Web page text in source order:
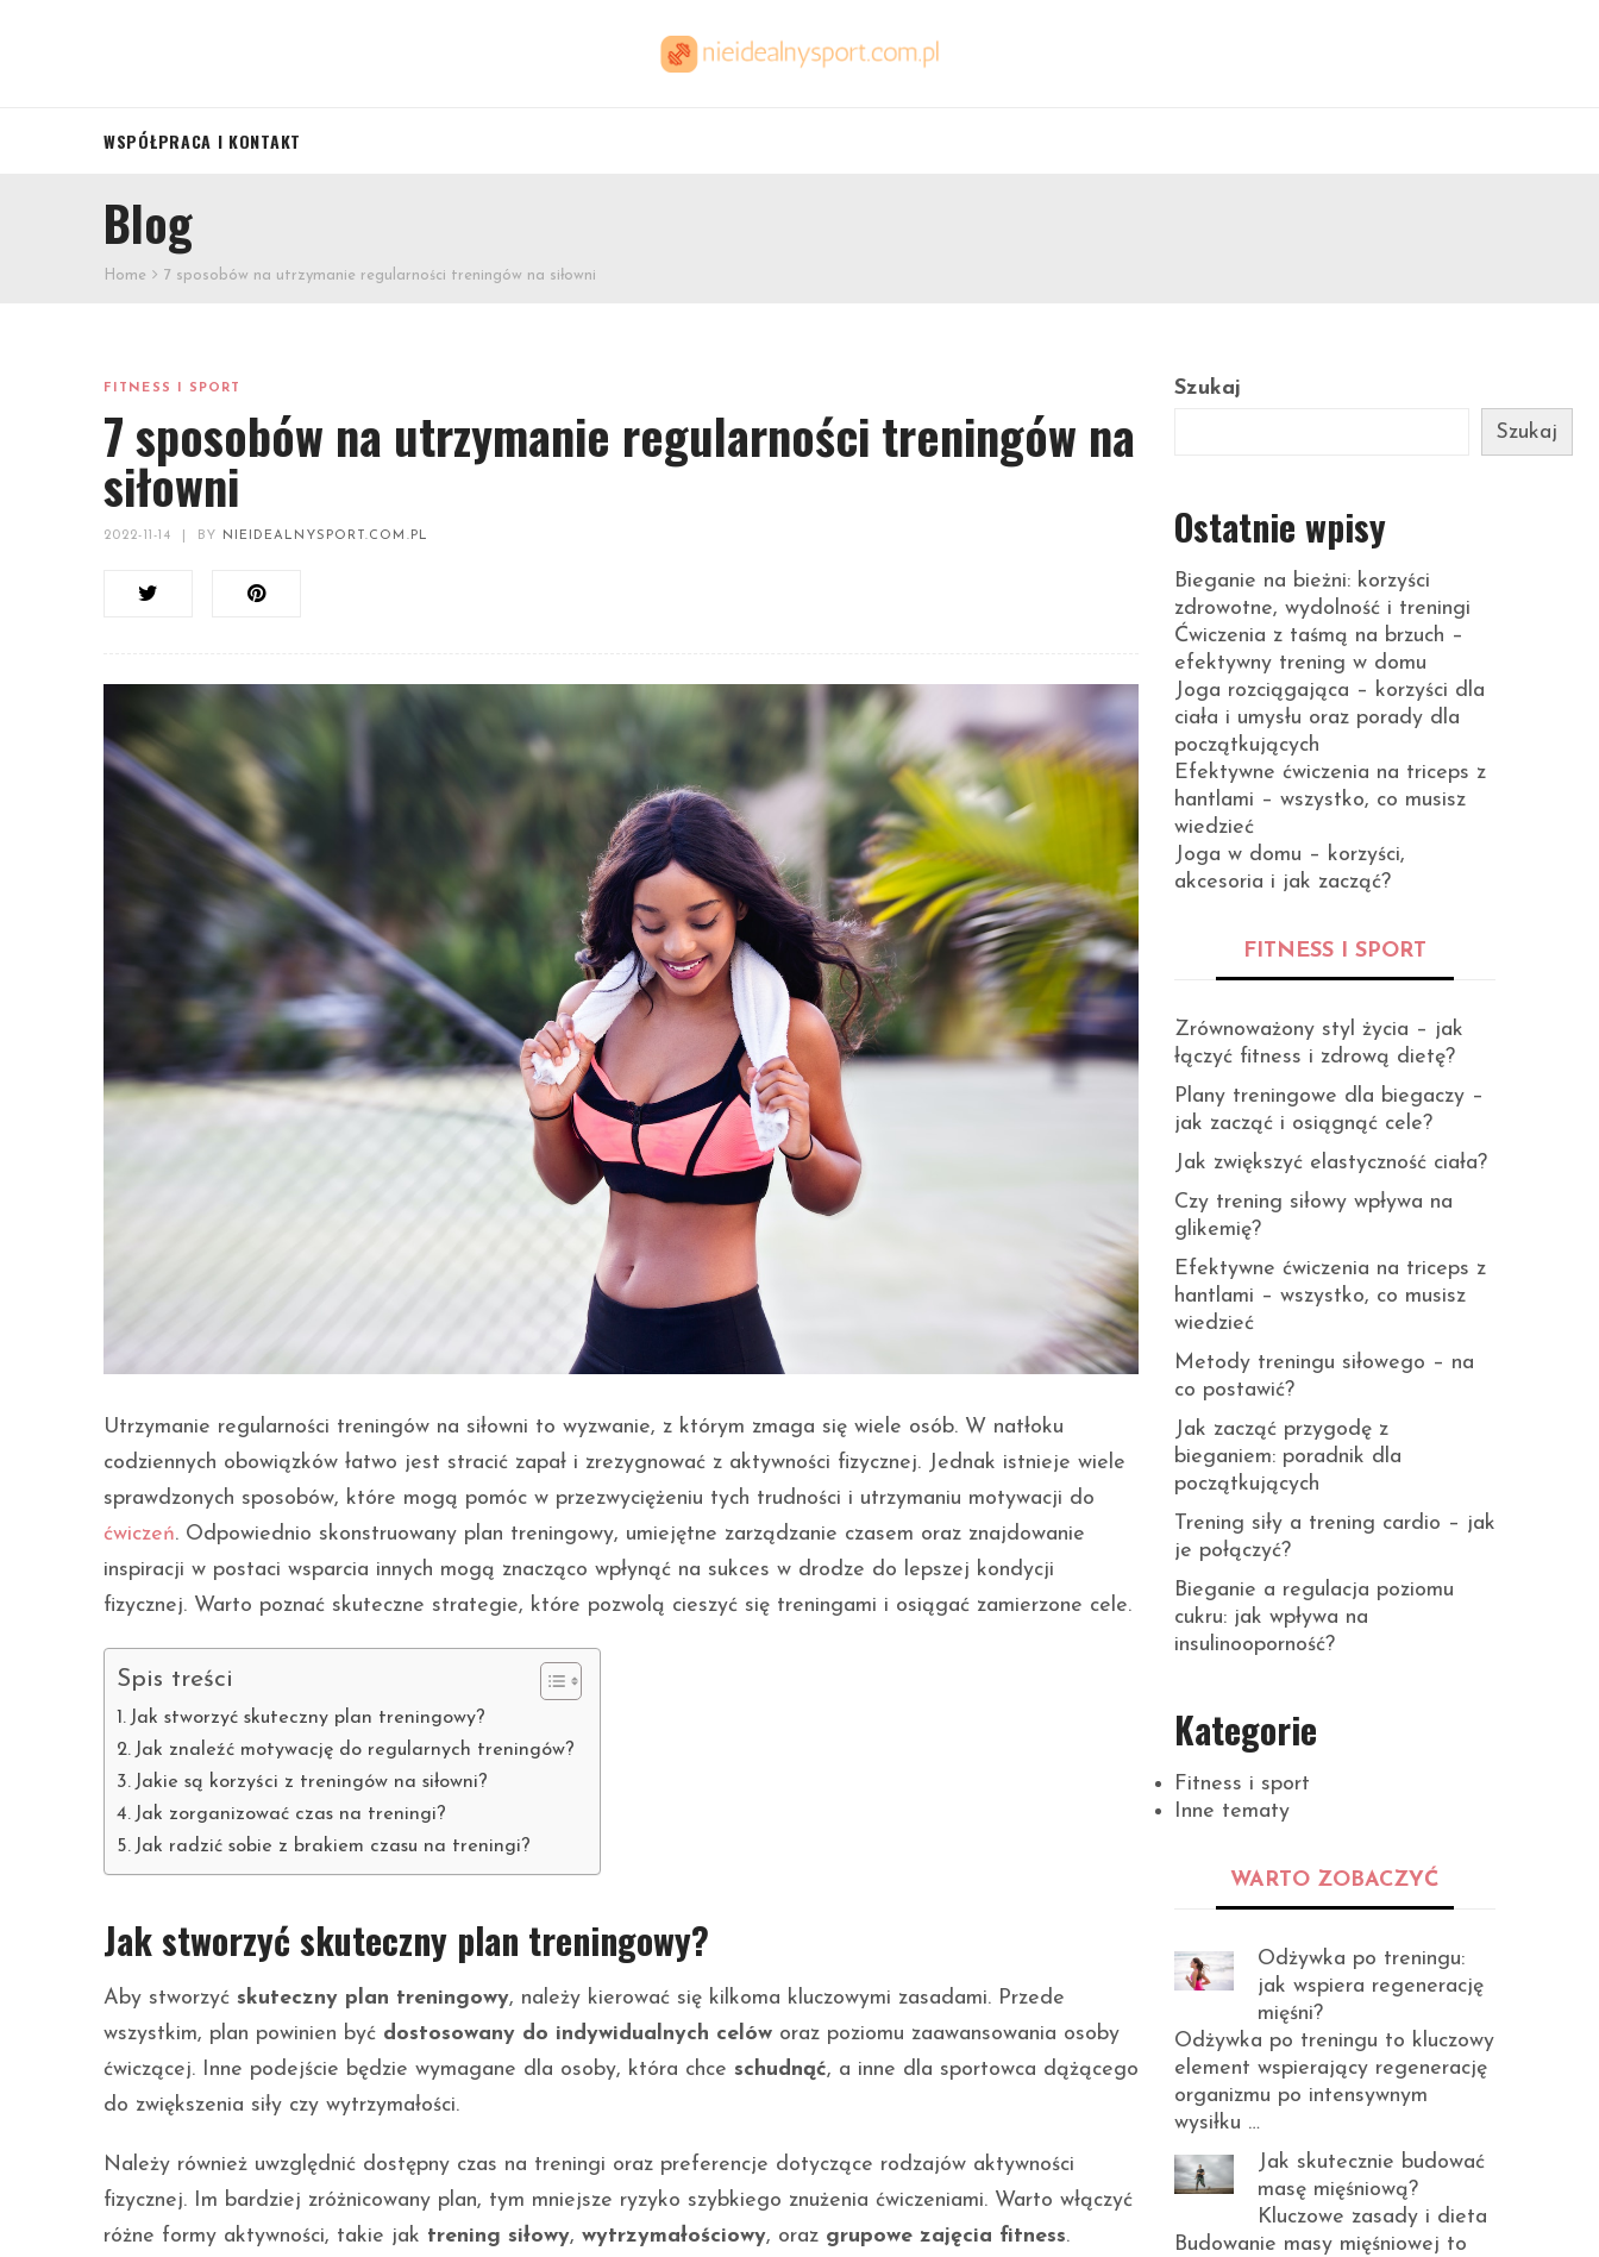
WSPÓŁPRACA I KONTAKT
Blog
Home 7 sposobów na utrzymanie regularności treningów na siłowni
FITNESS I SPORT
7 sposobów na utrzymanie regularności treningów na
siłowni
2022-11-14 BY NIEIDEALNYSPORT.COM.PL
Utrzymanie regularności treningów na siłowni to wyzwanie, z którym zmaga się wiele osób. W natłoku
codziennych obowiązków łatwo jest stracić zapał i zrezygnować z aktywności fizycznej. Jednak istnieje wiele
sprawdzonych sposobów, które mogą pomóc w przezwyciężeniu tych trudności i utrzymaniu motywacji do
ćwiczeń. Odpowiednio skonstruowany plan treningowy, umiejętne zarządzanie czasem oraz znajdowanie
inspiracji w postaci wsparcia innych mogą znacząco wpłynąć na sukces w drodze do lepszej kondycji
fizycznej. Warto poznać skuteczne strategie, które pozwolą cieszyć się treningami i osiągać zamierzone cele.
Spis treści
Jak stworzyć skuteczny plan treningowy?
Jak znaleźć motywację do regularnych treningów?
Jakie są korzyści z treningów na siłowni?
Jak zorganizować czas na treningi?
Jak radzić sobie z brakiem czasu na treningi?
Jak stworzyć skuteczny plan treningowy?
Aby stworzyć skuteczny plan treningowy, należy kierować się kilkoma kluczowymi zasadami. Przede
wszystkim, plan powinien być dostosowany do indywidualnych celów oraz poziomu zaawansowania osoby
ćwiczącej. Inne podejście będzie wymagane dla osoby, która chce schudnąć, a inne dla sportowca dążącego
do zwiększenia siły czy wytrzymałości.
Należy również uwzględnić dostępny czas na treningi oraz preferencje dotyczące rodzajów aktywności
fizycznej. Im bardziej zróżnicowany plan, tym mniejsze ryzyko szybkiego znużenia ćwiczeniami. Warto włączyć
różne formy aktywności, takie jak trening siłowy, wytrzymałościowy, oraz grupowe zajęcia fitness.
Szukaj
Szukaj
Ostatnie wpisy
Bieganie na bieżni: korzyści
zdrowotne, wydolność i treningi
Ćwiczenia z taśmą na brzuch –
efektywny trening w domu
Joga rozciągająca – korzyści dla
ciała i umysłu oraz porady dla
początkujących
Efektywne ćwiczenia na triceps z
hantlami – wszystko, co musisz
wiedzieć
Joga w domu – korzyści,
akcesoria i jak zacząć?
FITNESS I SPORT
Zrównoważony styl życia – jak
łączyć fitness i zdrową dietę?
Plany treningowe dla biegaczy –
jak zacząć i osiągnąć cele?
Jak zwiększyć elastyczność ciała?
Czy trening siłowy wpływa na
glikemię?
Efektywne ćwiczenia na triceps z
hantlami – wszystko, co musisz
wiedzieć
Metody treningu siłowego – na
co postawić?
Jak zacząć przygodę z
bieganiem: poradnik dla
początkujących
Trening siły a trening cardio – jak
je połączyć?
Bieganie a regulacja poziomu
cukru: jak wpływa na
insulinooporność?
Kategorie
Fitness i sport
Inne tematy
WARTO ZOBACZYĆ
Odżywka po treningu:
jak wspiera regenerację
mięśni?
Odżywka po treningu to kluczowy
element wspierający regenerację
organizmu po intensywnym
wysiłku …
Jak skutecznie budować
masę mięśniową?
Kluczowe zasady i dieta
Budowanie masy mięśniowej to